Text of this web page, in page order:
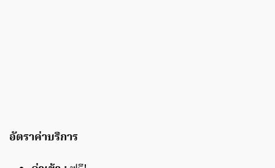
อัตราค่าบริการ